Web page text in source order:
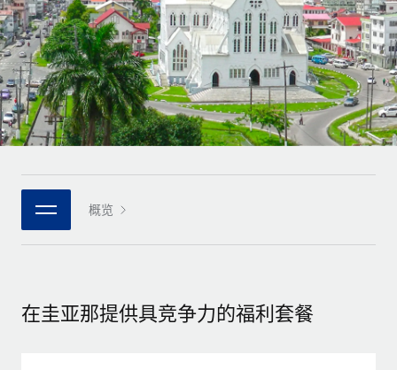
外包复杂雇佣任务
基础设施
Remote Embedded
将人力资源无缝融入工作流程
团队的内置核心人力资源功能
连接 新的
使用我们的 MCP 将任何人工智能工具与 Remote 平台相连
初创企业
为成长型企业量身打造的全球敏捷型人力资源与薪资解决方案
中型市场
通过定制化人力资源解决方案扩展团队
企业
与我们携手合作
战略技术合作伙伴
成为合作伙伴
与我们共探合作机遇
通过 REMOTE 学习
研究与指引
案例研究
人力资源术语表
核对表和模板
职位描述库
网络研讨会
新闻室
Français
Deutsch
Español
Italiano
Português (Portugal)
日本語
中文（简体）
概览
在圭亚那提供具竞争力的福利套餐